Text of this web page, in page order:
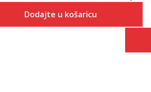
Dodajte u košaricu